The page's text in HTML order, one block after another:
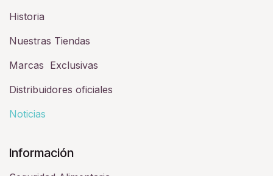
Historia​
Nuestras Tiendas
Marcas Exclusivas
Distribuidores oficiales
Noticias
Información